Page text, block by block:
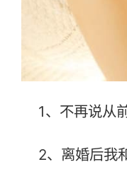
1、不再说从
2、离婚后我